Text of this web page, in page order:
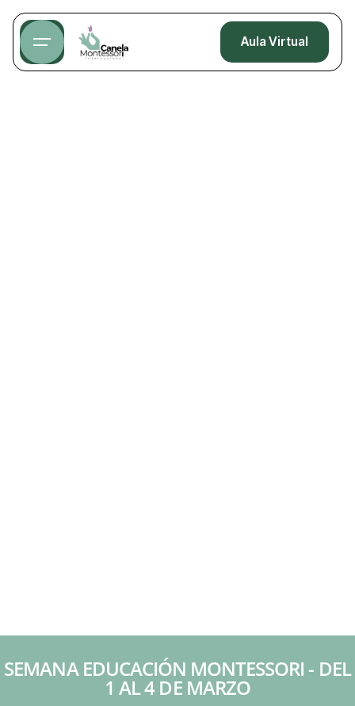
Aula Virtual
SEMANA EDUCACIÓN MONTESSORI - DEL
1 AL 4 DE MARZO